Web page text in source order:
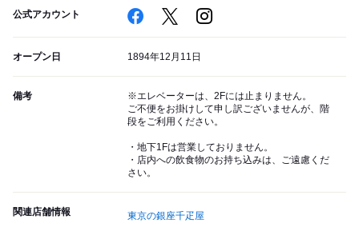
公式アカウント
オープン日 1894年12月11日
備考
※エレベーターは、2Fには止まりません。
ご不便をお掛けして申し訳ございませんが、階
段をご利用ください。
・地下1Fは営業しておりません。
・店内への飲食物のお持ち込みは、ご遠慮くだ
さい。
関連店舗情報
東京の銀座千疋屋